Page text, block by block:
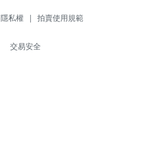
隱私權 | 拍賣使用規範
交易安全